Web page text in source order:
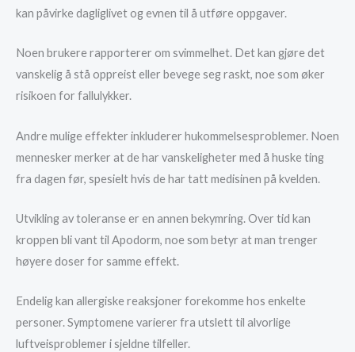
kan påvirke dagliglivet og evnen til å utføre oppgaver.
Noen brukere rapporterer om svimmelhet. Det kan gjøre det
vanskelig å stå oppreist eller bevege seg raskt, noe som øker
risikoen for fallulykker.
Andre mulige effekter inkluderer hukommelsesproblemer. Noen
mennesker merker at de har vanskeligheter med å huske ting
fra dagen før, spesielt hvis de har tatt medisinen på kvelden.
Utvikling av toleranse er en annen bekymring. Over tid kan
kroppen bli vant til Apodorm, noe som betyr at man trenger
høyere doser for samme effekt.
Endelig kan allergiske reaksjoner forekomme hos enkelte
personer. Symptomene varierer fra utslett til alvorlige
luftveisproblemer i sjeldne tilfeller.